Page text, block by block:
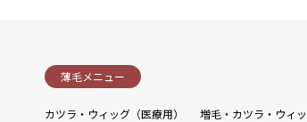
薄毛メニュー
カツラ・ウィッグ（医療用） 増毛・カツラ・ウィ